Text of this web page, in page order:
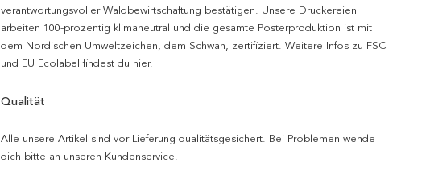
verantwortungsvoller Waldbewirtschaftung bestätigen. Unsere Druckereien
arbeiten 100-prozentig klimaneutral und die gesamte Posterproduktion ist mit
dem Nordischen Umweltzeichen, dem Schwan, zertifiziert. Weitere Infos zu FSC
und EU Ecolabel findest du hier.
Qualität
Alle unsere Artikel sind vor Lieferung qualitätsgesichert. Bei Problemen wende
dich bitte an unseren Kundenservice.